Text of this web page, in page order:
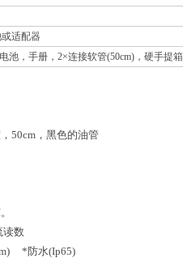
适配器
池，手册，2×连接软管(50cm)，硬手提箱
50cm，黑色的油管
数
*防水(Ip65)